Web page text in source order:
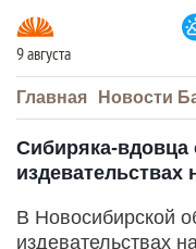
9 августа
Главная Новости
Сибиряка-вдовца
В Новосибирской
издевательствах